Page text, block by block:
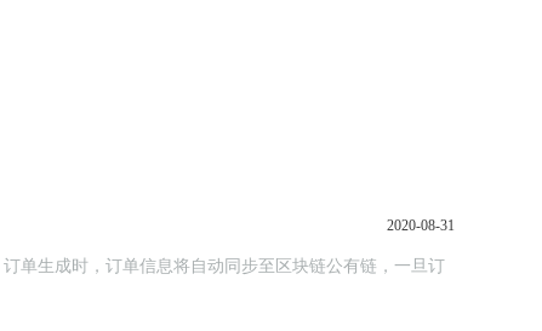
2020-08-31
单生成时，订单信息将自动同步至区块链公有链，一旦订